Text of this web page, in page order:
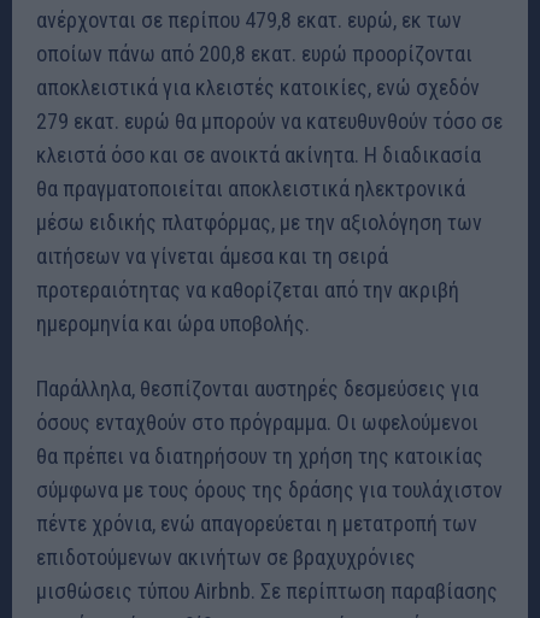
ανέρχονται σε περίπου 479,8 εκατ. ευρώ, εκ των
οποίων πάνω από 200,8 εκατ. ευρώ προορίζονται
αποκλειστικά για κλειστές κατοικίες, ενώ σχεδόν
279 εκατ. ευρώ θα μπορούν να κατευθυνθούν τόσο σε
κλειστά όσο και σε ανοικτά ακίνητα. Η διαδικασία
θα πραγματοποιείται αποκλειστικά ηλεκτρονικά
μέσω ειδικής πλατφόρμας, με την αξιολόγηση των
αιτήσεων να γίνεται άμεσα και τη σειρά
προτεραιότητας να καθορίζεται από την ακριβή
ημερομηνία και ώρα υποβολής.
Παράλληλα, θεσπίζονται αυστηρές δεσμεύσεις για
όσους ενταχθούν στο πρόγραμμα. Οι ωφελούμενοι
θα πρέπει να διατηρήσουν τη χρήση της κατοικίας
σύμφωνα με τους όρους της δράσης για τουλάχιστον
πέντε χρόνια, ενώ απαγορεύεται η μετατροπή των
επιδοτούμενων ακινήτων σε βραχυχρόνιες
μισθώσεις τύπου Airbnb. Σε περίπτωση παραβίασης